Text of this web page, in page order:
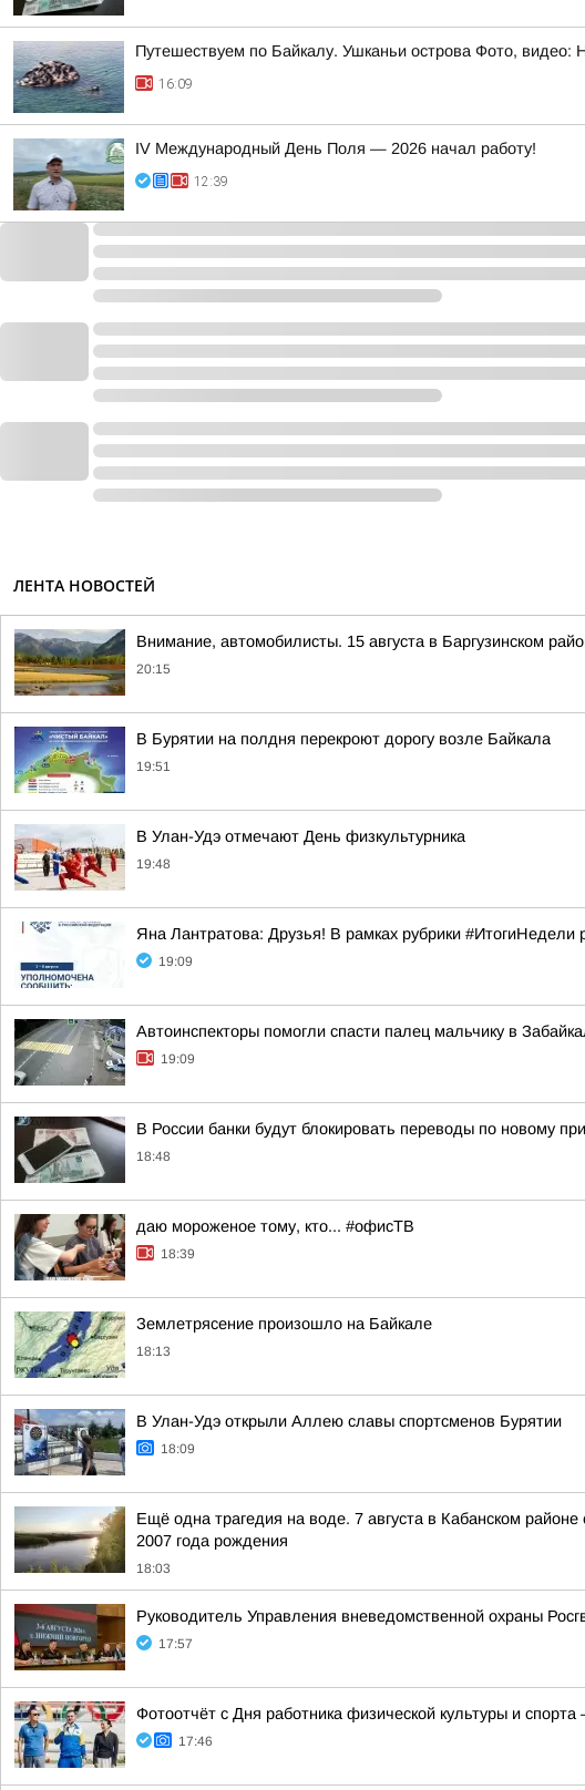
Путешествуем по Байкалу. Ушканьи острова Фото, видео:
16:09
IV Международный День Поля — 2026 начал работу!
12:39
ЛЕНТА НОВОСТЕЙ
Внимание, автомобилисты. 15 августа в Баргузинском
20:15
В Бурятии на полдня перекроют дорогу возле Байкала
19:51
В Улан-Удэ отмечают День физкультурника
19:48
Яна Лантратова: Друзья! В рамках рубрики #ИтогиНедели
19:09
Автоинспекторы помогли спасти палец мальчику в
19:09
В России банки будут блокировать переводы по новому
18:48
даю мороженое тому, кто... #офисТВ
18:39
Землетрясение произошло на Байкале
18:13
В Улан-Удэ открыли Аллею славы спортсменов Бурятии
18:09
Ещё одна трагедия на воде. 7 августа в Кабанском
2007 года рождения
18:03
Руководитель Управления вневедомственной охраны
17:57
Фотоотчёт с Дня работника физической культуры и
17:46